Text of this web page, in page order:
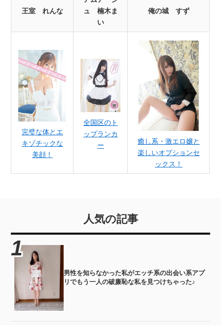
王室 れんな
ュ 楠木ま
い
俺の城 すず
完璧な体とエ
キゾチックな
美顔！
全国区のト
ップランカ
ー
癒し系・激エロ嬢と
楽しいオプションセ
ックス！
人気の記事
男性を知らなかった私がエッチ系の出会い系アプ
リでもう一人の破廉恥な私を見つけちゃった♪